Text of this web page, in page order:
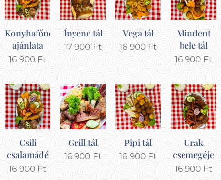
Konyhafőnök
ajánlata
16 900 Ft
Ínyenc tál
17 900 Ft
Vega tál
16 900 Ft
Mindent
bele tál
16 900 Ft
Csili
csalamádé
16 900 Ft
Grill tál
16 900 Ft
Pipi tál
16 900 Ft
Urak
csemegéje
16 900 Ft